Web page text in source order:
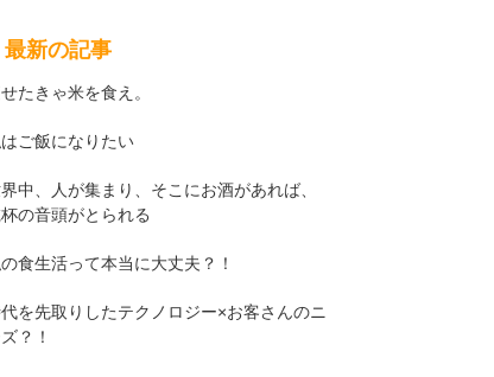
最新の記事
たきゃ米を食え。
ご飯になりたい
中、人が集まり、そこにお酒があれば、
の音頭がとられる
食生活って本当に大丈夫？！
を先取りしたテクノロジー×お客さんのニ
？！